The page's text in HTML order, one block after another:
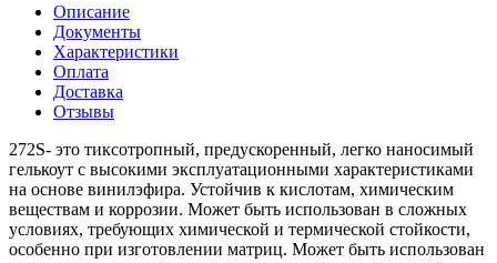
Описание
Документы
Характеристики
Оплата
Доставка
Отзывы
272S- это тиксотропный, предускоренный, легко наносимый
гелькоут с высокими эксплуатационными характеристиками
на основе винилэфира. Устойчив к кислотам, химическим
веществам и коррозии. Может быть использован в сложных
условиях, требующих химической и термической стойкости,
особенно при изготовлении матриц. Может быть использован